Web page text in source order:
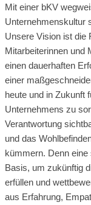
Mit einer bKV
Unternehmenskultur
Unsere Vision ist die
Mitarbeiterinnen und
einen dauerhaften
einer
heute und in Zukunft
Unternehmens zu
Verantwortung
und das
kümmern. Denn
Basis, um zukünftig
erfüllen und
aus Erfahrung,